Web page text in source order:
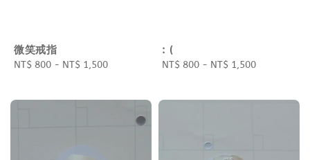
微笑戒指
Regular
NT$ 800 - NT$ 1,500
: (
Regular
NT$ 800 - NT$ 1,500